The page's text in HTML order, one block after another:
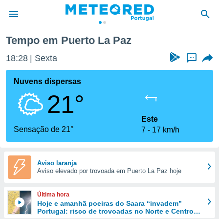
da
foi
fornecidas
a este
das
e
forma
digital
Tempo em Puerto La Paz
18:28 Sexta ...
Nuvens dispersas
21°
Sensação de 21°
Este
7
17 km/h
Aviso laranja
Aviso elevado por trovoada em Puerto La Paz hoje
Última hora
Hoje e amanhã poeiras do Saara “invadem”
Portugal: risco de trovoadas no Norte e Centro